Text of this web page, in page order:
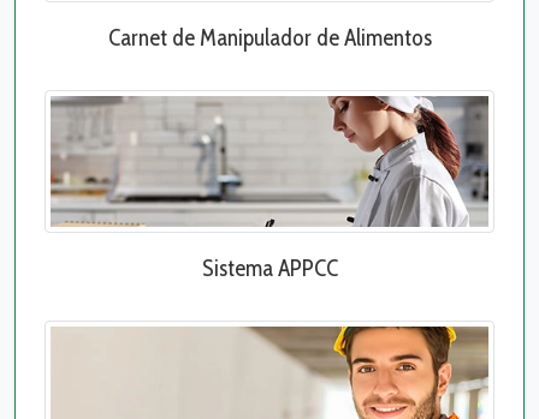
Carnet de Manipulador de Alimentos
Sistema APPCC